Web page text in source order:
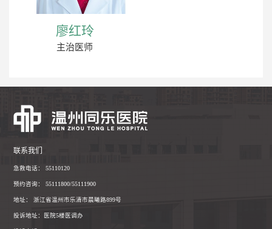
廖红玲
主治医师
联系我们
急救电话： 55110120
预约咨询： 55111800/55111900
地址： 浙江省温州市乐清市晨曦路899号
投诉地址：医院5楼医调办